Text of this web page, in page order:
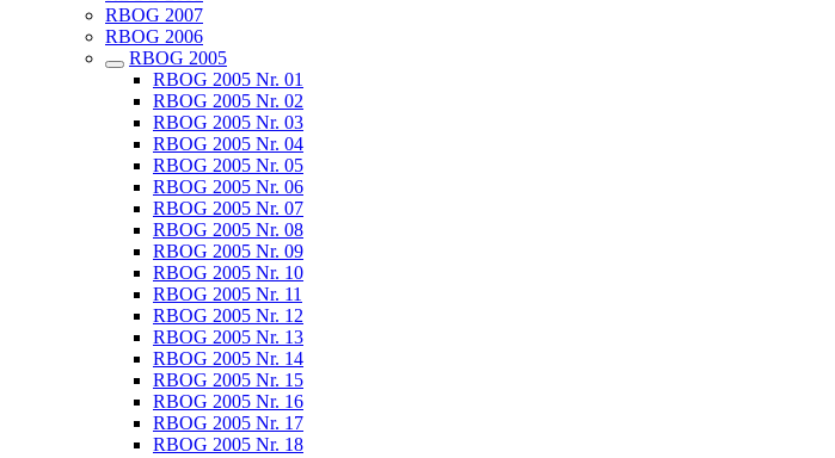
RBOG 2007
RBOG 2006
RBOG 2005
RBOG 2005 Nr. 01
RBOG 2005 Nr. 02
RBOG 2005 Nr. 03
RBOG 2005 Nr. 04
RBOG 2005 Nr. 05
RBOG 2005 Nr. 06
RBOG 2005 Nr. 07
RBOG 2005 Nr. 08
RBOG 2005 Nr. 09
RBOG 2005 Nr. 10
RBOG 2005 Nr. 11
RBOG 2005 Nr. 12
RBOG 2005 Nr. 13
RBOG 2005 Nr. 14
RBOG 2005 Nr. 15
RBOG 2005 Nr. 16
RBOG 2005 Nr. 17
RBOG 2005 Nr. 18